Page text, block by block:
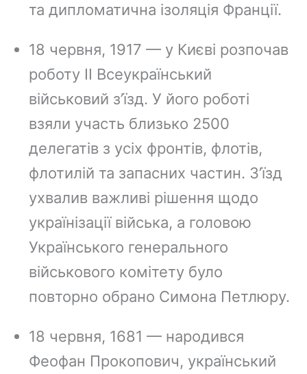
та дипломатична ізоляція Франції.
18 червня, 1917 — у Києві розпочав
роботу ІІ Всеукраїнський
військовий з’їзд. У його роботі
взяли участь близько 2500
делегатів з усіх фронтів, флотів,
флотилій та запасних частин. З’їзд
ухвалив важливі рішення щодо
українізації війська, а головою
Українського генерального
військового комітету було
повторно обрано Симона Петлюру.
18 червня, 1681 — народився
Феофан Прокопович, український